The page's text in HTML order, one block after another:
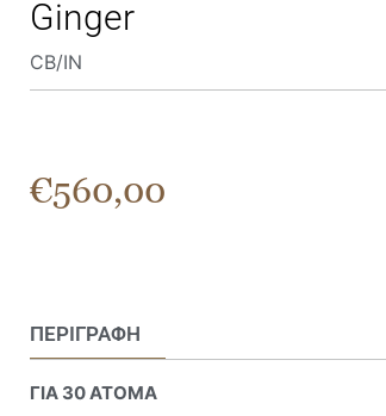
Ginger
CB/IN
€560,00
ΠΕΡΙΓΡΑΦΉ
ΓΙΑ 30 ΑΤΟΜΑ